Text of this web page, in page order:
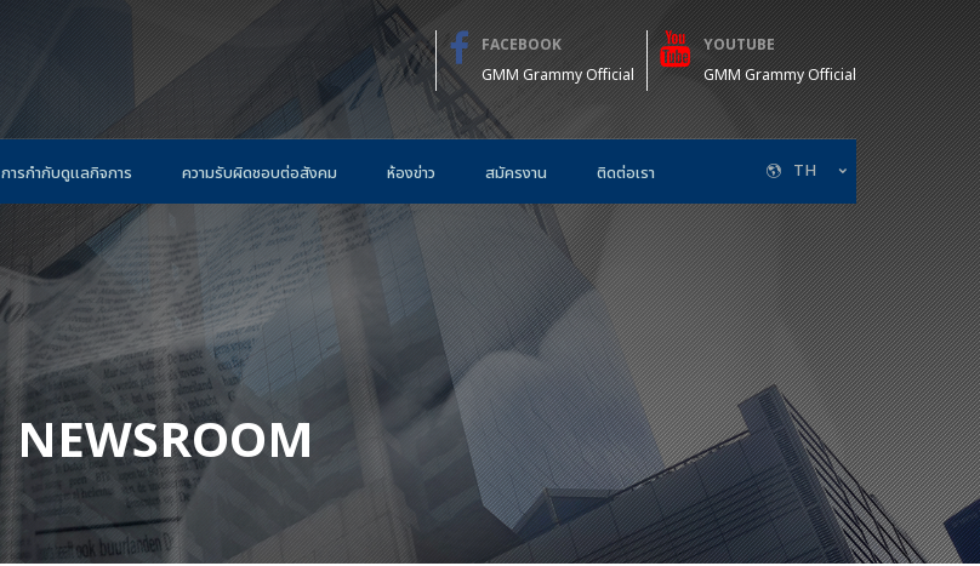
FACEBOOK
GMM Grammy Official
YOUTUBE
GMM Grammy Official
การกำกับดูแลกิจการ ความรับผิดชอบต่อสังคม ห้องข่าว สมัครงาน ติดต่อเรา TH
NEWSROOM